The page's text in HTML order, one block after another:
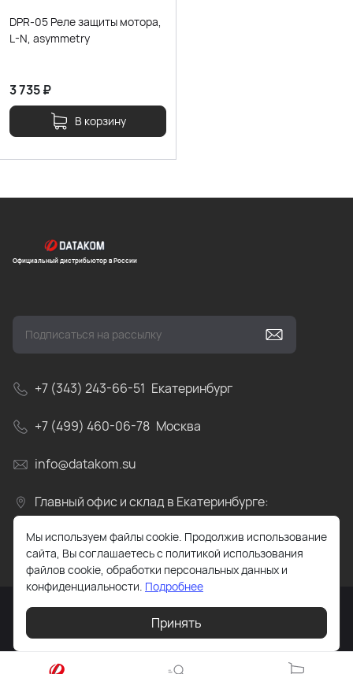
DPR-05 Реле защиты мотора,
L-N, asymmetry
3 735₽
В корзину
Официальный дистрибьютор в России
+7 (343) 243-66-51 Екатеринбург
+7 (499) 460-06-78 Москва
info@datakom.su
Главный офис и склад в Екатеринбурге:
Свердловская область, пос.Прохладный, ул.
Весовая, д.4
Мы используем файлы cookie. Продолжив использование
сайта, Вы соглашаетесь с политикой использования
файлов cookie, обработки персональных данных и
конфиденциальности. Подробнее
Принять